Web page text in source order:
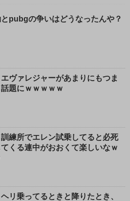
る
pubgの争いはどうなったんや？
エヴァレジャーがあまりにもつま
題にｗｗｗｗｗ
訓練所でエレン試乗してると必死
くる連中がおおくて楽しいなｗ
ヘリ乗ってるときと降りたとき、